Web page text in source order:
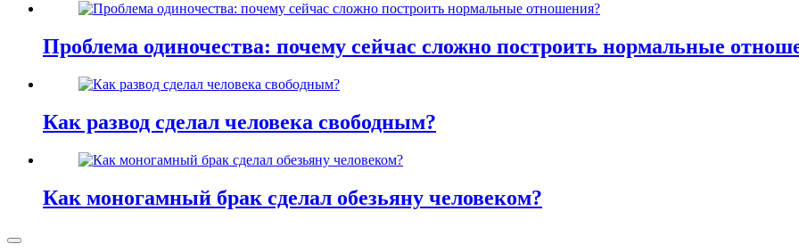
Проблема одиночества: почему сейчас сложно построить нормальные
Как развод сделал человека свободным?
Как моногамный брак сделал обезьяну человеком?